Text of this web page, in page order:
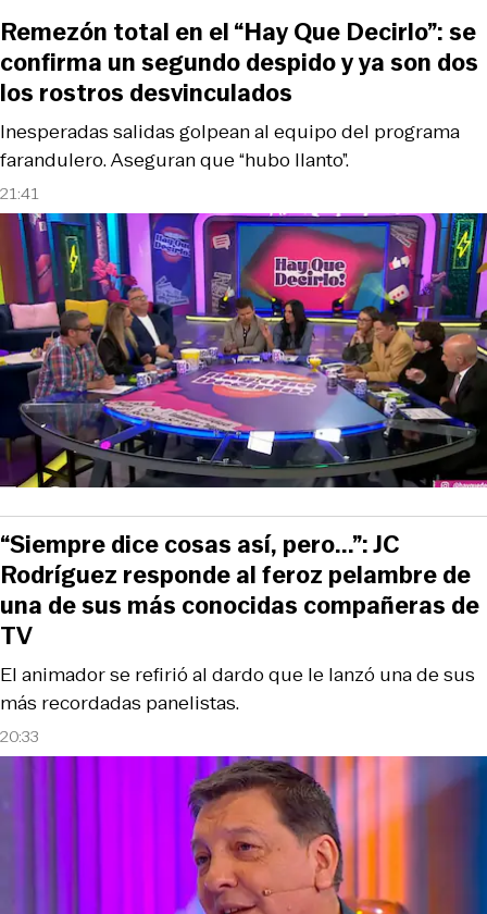
21:41
Inesperadas salidas golpean al equipo del programa
farandulero. Aseguran que “hubo llanto”.
Remezón total en el “Hay Que Decirlo”: se
confirma un segundo despido y ya son dos
los rostros desvinculados
20:33
El animador se refirió al dardo que le lanzó una de sus
más recordadas panelistas.
“Siempre dice cosas así, pero...”: JC
Rodríguez responde al feroz pelambre de
una de sus más conocidas compañeras de
TV